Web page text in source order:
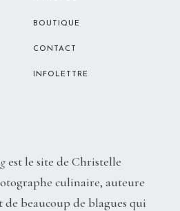
BOUTIQUE
CONTACT
INFOLETTRE
est le site de Christelle
culinaire, auteure
de beaucoup de blagues qui